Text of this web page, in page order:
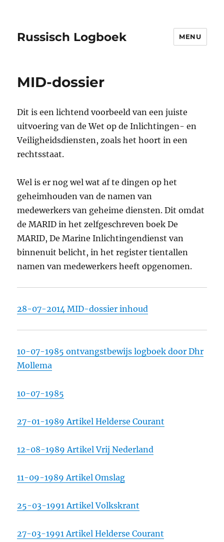
Russisch Logboek MENU
MID-dossier
Dit is een lichtend voorbeeld van een juiste
uitvoering van de Wet op de Inlichtingen- en
Veiligheidsdiensten, zoals het hoort in een
rechtsstaat.
Wel is er nog wel wat af te dingen op het
geheimhouden van de namen van
medewerkers van geheime diensten. Dit omdat
de MARID in het zelfgeschreven boek De
MARID, De Marine Inlichtingendienst van
binnenuit belicht, in het register tientallen
namen van medewerkers heeft opgenomen.
28-07-2014 MID-dossier inhoud
10-07-1985 ontvangstbewijs logboek door Dhr
Mollema
10-07-1985
27-01-1989 Artikel Helderse Courant
12-08-1989 Artikel Vrij Nederland
11-09-1989 Artikel Omslag
25-03-1991 Artikel Volkskrant
27-03-1991 Artikel Helderse Courant